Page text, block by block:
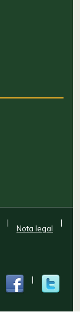
|
Nota legal
|
|